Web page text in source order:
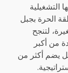
التشغيلية
الحرة بجبل
لتنجح
من أكبر
يضم أكثر من